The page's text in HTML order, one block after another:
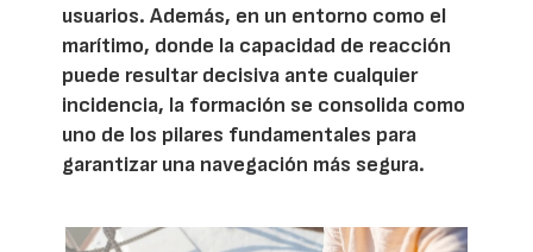
usuarios. Además, en un entorno como el
marítimo, donde la capacidad de reacción
puede resultar decisiva ante cualquier
incidencia, la formación se consolida como
uno de los pilares fundamentales para
garantizar una navegación más segura.